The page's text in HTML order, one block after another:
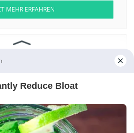
MEHR ERFAHREN
Lithium Ashland Global Holdings Just
Yunnan Copper Resources
-Werbung-Barrierefreiheit
Reduce Bloat